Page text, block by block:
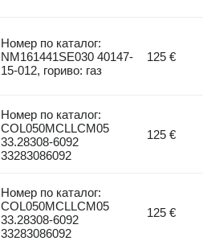
Номер по каталог:
NM161441SE030 40147-
15-012, гориво: газ
125 €
Номер по каталог:
COL050MCLLCM05
33.28308-6092
33283086092
125 €
Номер по каталог:
COL050MCLLCM05
33.28308-6092
33283086092
125 €